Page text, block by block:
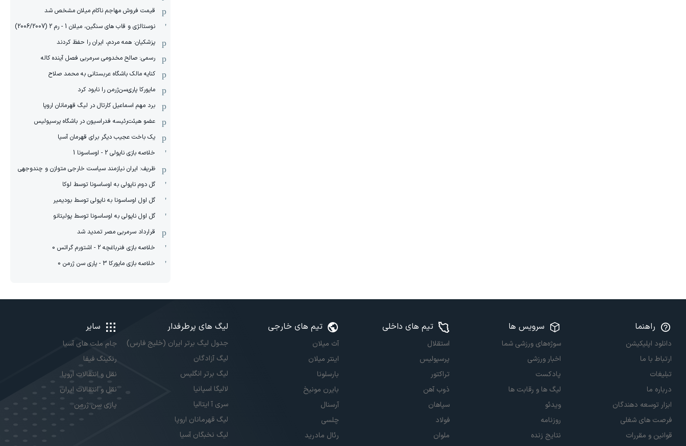
قیمت فروش مهاجم ناکام میلان مشخص شد
نوستالژی و قاب های سنگین، میلان 1 - رم 2 (2006/2007)
پزشکیان: همه مردم، ایران را حفظ کردند
رسمی: صالح مخدومی سرمربی فصل آینده کاله
کنایه مالک باشگاه عربستانی به محمد صلاح
مایورکا پاری‌سن‌ژرمن را نابود کرد
برد مهم اسماعیل کارتال در لیگ قهرمانان اروپا
عضو هیئت‌رئیسه فدراسیون در باشگاه پرسپولیس
یک باخت عجیب دیگر برای قهرمان آسیا
خلاصه بازی ناپولی 2 - اوساسونا 1
ظریف: ایران نیازمند سیاست خارجی متوازن و چندوجهی
گل دوم ناپولی به اوساسونا توسط لوکا
گل اول اوساسونا به ناپولی توسط بودیمیر
گل اول ناپولی به اوساسونا توسط پولیتانو
قرارداد سرمربی مصر تمدید شد
خلاصه بازی فنرباغچه 2 - اشتورم گراتس 0
خلاصه بازی مایورکا 3 - پاری سن ژرمن 0
راهنما
دانلود اپلیکیشن
ارتباط با ما
تبلیغات
درباره ما
ابزار توسعه دهندگان
فرصت های شغلی
قوانین و مقررات
سرویس ها
سوژه‌های ورزشی شما
اخبار ورزشی
پادکست
لیگ ها و رقابت ها
ویدئو
روزنامه
نتایج زنده
تیم های داخلی
استقلال
پرسپولیس
تراکتور
ذوب آهن
سپاهان
فولاد
ملوان
تیم های خارجی
آث میلان
اینتر میلان
بارسلونا
بایرن مونیخ
آرسنال
چلسی
رئال مادرید
لیگ های پرطرفدار
جدول لیگ برتر ایران (خلیج فارس)
لیگ آزادگان
لیگ برتر انگلیس
لالیگا اسپانیا
سری آ ایتالیا
لیگ قهرمانان اروپا
لیگ نخبگان آسیا
سایر
جام ملت های آسیا
رنکینگ فیفا
نقل و انتقالات اروپا
نقل و انتقالات ایران
پاری سن ژرمن